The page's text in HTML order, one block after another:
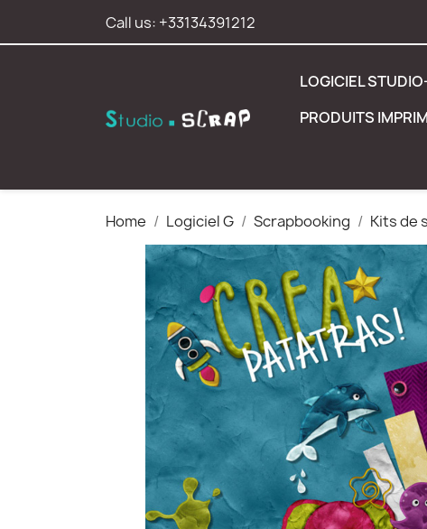
Call us: +33134391212
LOGICIEL
PRODUITS
Home Logiciel G Scrapbooking Kits de